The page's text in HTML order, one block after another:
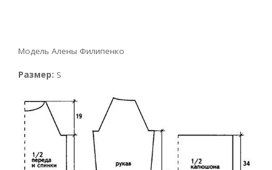
Модель Алены Филипенко
Размер: S